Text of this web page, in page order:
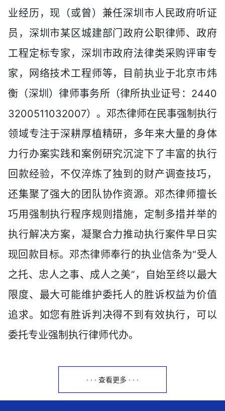
业经历，现（或曾）兼任深圳市人民政府听证
员，深圳市某区城建部门政府公职律师、政府
工程定标专家，深圳市政府法律类采购评审专
家，网络技术工程师等，目前执业于北京市炜
衡（深圳）律师事务所（律所执业证号：2440
3200511032007）。邓杰律师在民事强制执行
领域专注于深耕厚植精研，多年来大量的身体
力行办案实践和案例研究沉淀下了丰富的执行
回款经验，不仅淬炼了独到的财产调查技巧，
还集聚了强大的团队协作资源。邓杰律师擅长
巧用强制执行程序规则措施，定制多措并举的
执行解决方案，凝聚合力推动执行案件早日实
现回款目标。邓杰律师奉行的执业信条为“受人
之托、忠人之事、成人之美”，自始至终以最大
限度、最大可能维护委托人的胜诉权益为价值
追求。如您有胜诉判决得不到有效执行，可以
委托专业强制执行律师代办。
· · · 查看更多 · · ·